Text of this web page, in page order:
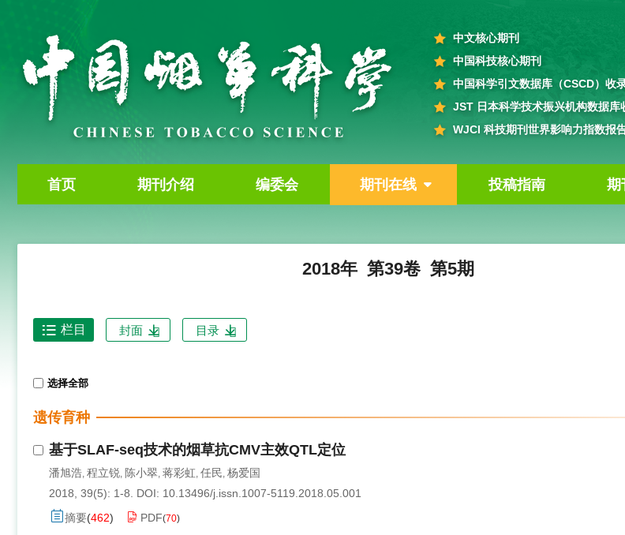
中文核心期刊
中国科技核心期刊
中国科学引文数据库（CSCD）收
JST 日本科学技术振兴机构数据库
WJCI 科技期刊世界影响力指数报
首页 期刊介绍 编委会 期刊在线 投稿指南 期
2018年 第39卷 第5期
栏目 封面 目录
选择全部
遗传育种
基于SLAF-seq技术的烟草抗CMV主效QTL定位
潘旭浩, 程立锐, 陈小翠, 蒋彩虹, 任民, 杨爱国
2018, 39(5): 1-8.
DOI: 10.13496/j.issn.1007-5119.2018.05.001
摘要(462) PDF(70)